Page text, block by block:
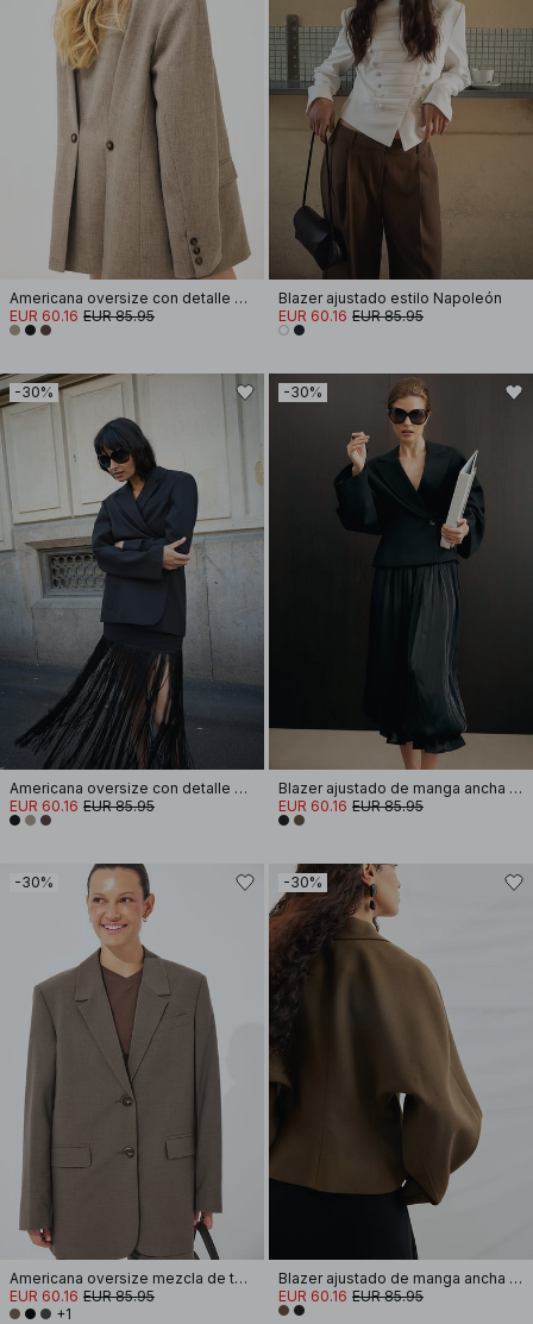
Americana oversize con detalle de botones en la espalda
EUR 60.16 EUR 85.95
Blazer ajustado estilo Napoleón
EUR 60.16 EUR 85.95
-30%
Americana oversize con detalle de botones en la espalda
EUR 60.16 EUR 85.95
-30%
Blazer ajustado de manga ancha corta
EUR 60.16 EUR 85.95
-30%
Americana oversize mezcla de tejido
EUR 60.16 EUR 85.95
+1
-30%
Blazer ajustado de manga ancha corta
EUR 60.16 EUR 85.95